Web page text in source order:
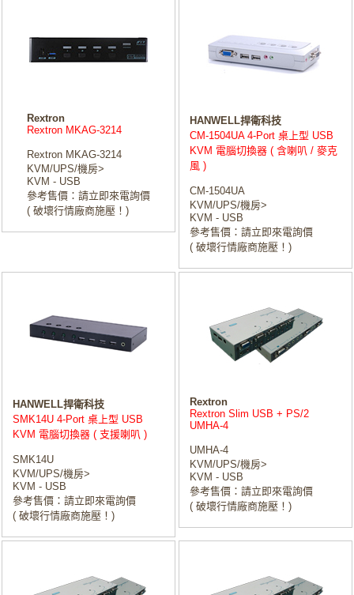
Rextron
Rextron MKAG-3214
Rextron MKAG-3214
KVM/UPS/機房>
KVM - USB
參考售價：請立即來電詢價
( 破壞行情廠商施壓！)
HANWELL捍衛科技
CM-1504UA 4-Port 桌上型 USB
KVM 電腦切換器 ( 含喇叭 / 麥克
風 )
CM-1504UA
KVM/UPS/機房>
KVM - USB
參考售價：請立即來電詢價
( 破壞行情廠商施壓！)
HANWELL捍衛科技
SMK14U 4-Port 桌上型 USB
KVM 電腦切換器 ( 支援喇叭 )
SMK14U
KVM/UPS/機房>
KVM - USB
參考售價：請立即來電詢價
( 破壞行情廠商施壓！)
Rextron
Rextron Slim USB + PS/2
UMHA-4
UMHA-4
KVM/UPS/機房>
KVM - USB
參考售價：請立即來電詢價
( 破壞行情廠商施壓！)